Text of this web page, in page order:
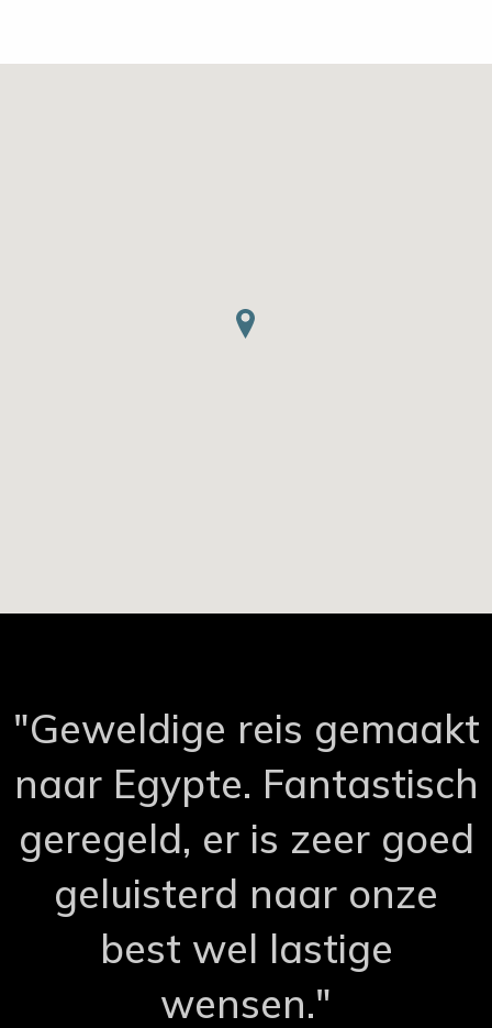
"Geweldige reis gemaakt
naar Egypte. Fantastisch
geregeld, er is zeer goed
geluisterd naar onze
best wel lastige
wensen."